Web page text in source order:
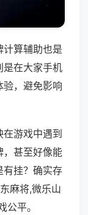
计算辅助也是
是在大家手机
，避免影响
游戏中遇到
，甚至好像能
有挂？确实存
麻将,微乐山
平。